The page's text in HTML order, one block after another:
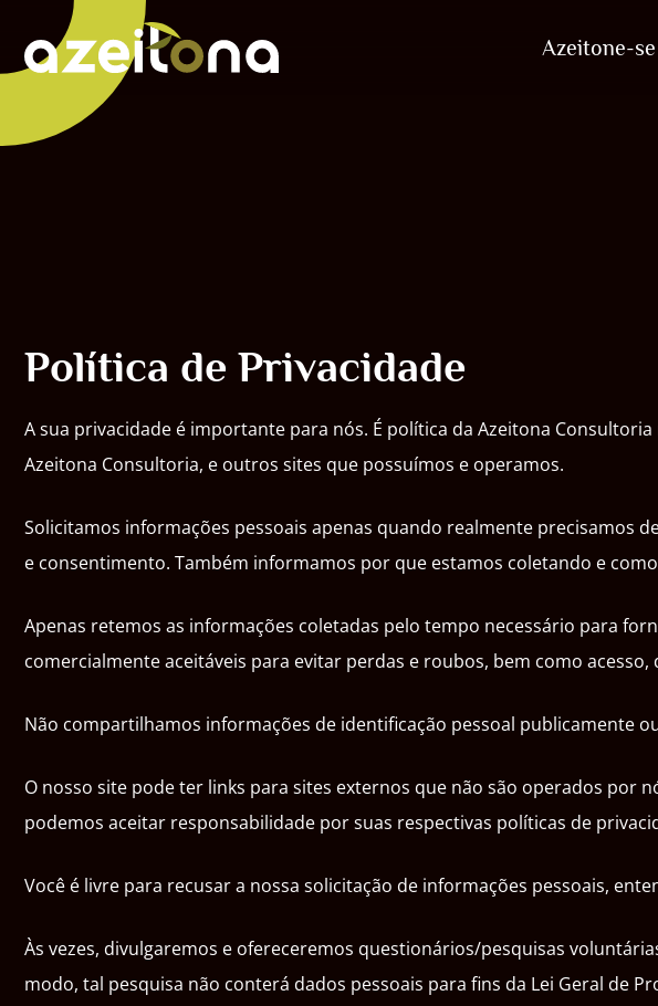
Azeitone-se
Política de Privacidade
A sua privacidade é importante para nós. É política da Azeitona
Azeitona Consultoria, e outros sites que possuímos e operamos.
Solicitamos informações pessoais apenas quando realmente precisamos
e consentimento. Também informamos por que estamos coletando e
Apenas retemos as informações coletadas pelo tempo necessário para
comercialmente aceitáveis para evitar perdas e roubos, bem como
Não compartilhamos informações de identificação pessoal publicamente
O nosso site pode ter links para sites externos que não são operados por
podemos aceitar responsabilidade por suas respectivas políticas de
Você é livre para recusar a nossa solicitação de informações pessoais,
Às vezes, divulgaremos e ofereceremos questionários/pesquisas
modo, tal pesquisa não conterá dados pessoais para fins da Lei Geral de